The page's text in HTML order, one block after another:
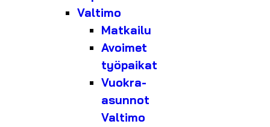
Valtimo
Matkailu
Avoimet
työpaikat
Vuokra-
asunnot
Valtimo